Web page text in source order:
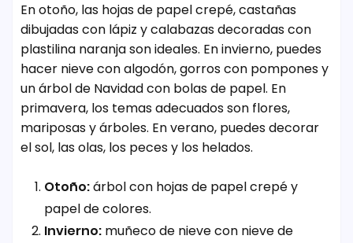
En otoño, las hojas de papel crepé, castañas
dibujadas con lápiz y calabazas decoradas con
plastilina naranja son ideales. En invierno, puedes
hacer nieve con algodón, gorros con pompones y
un árbol de Navidad con bolas de papel. En
primavera, los temas adecuados son flores,
mariposas y árboles. En verano, puedes decorar
el sol, las olas, los peces y los helados.
Otoño:árbol con hojas de papel crepé y
papel de colores.
Invierno: muñeco de nieve con nieve de